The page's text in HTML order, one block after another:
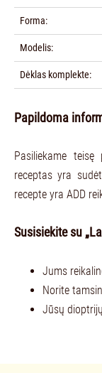
Forma:
Modelis:
Dėklas komplekte:
Papildoma
Pasiliekame teisę
receptas yra
recepte yra ADD
Susisiekite su
Jums
Norite
Jūsų